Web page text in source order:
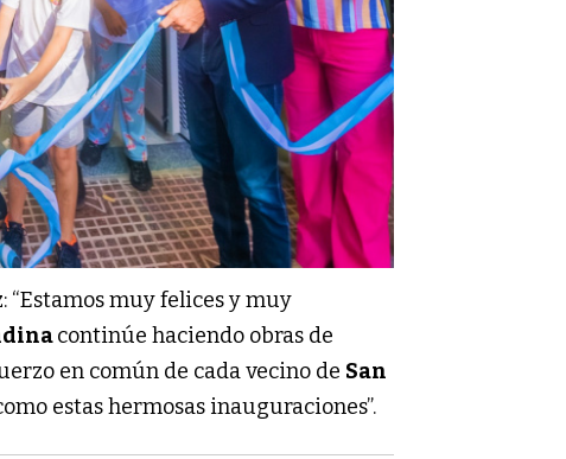
“Estamos muy felices y muy
continúe haciendo obras de
en común de cada vecino de San
estas hermosas inauguraciones”.